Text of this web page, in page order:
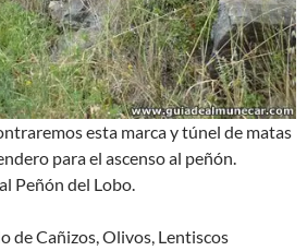
esta marca y túnel de matas
para el ascenso al peñón.
Peñón del Lobo.
de Cañizos, Olivos, Lentiscos